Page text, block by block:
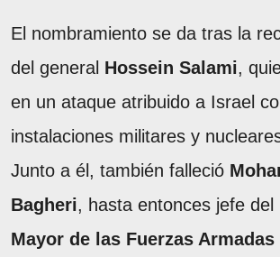
El nombramiento se da tras la
del general Hossein Salami,
en un ataque atribuido a Israel
instalaciones militares y
Junto a él, también falleció
Bagheri, hasta entonces jefe del
Mayor de las Fuerzas Armadas